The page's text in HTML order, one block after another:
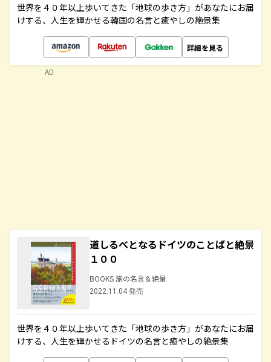
世界を４０年以上歩いてきた「地球の歩き方」があなたにお届
けする、人生を輝かせる韓国の名言と癒やしの絶景集
詳細を見る
道しるべとなるドイツのことばと絶景
１００
BOOKS 旅の名言＆絶景
2022.11.04 発売
世界を４０年以上歩いてきた「地球の歩き方」があなたにお届
けする、人生を輝かせるドイツの名言と癒やしの絶景集
AD